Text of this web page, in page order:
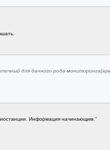
для данного рода
Информация начинающим."